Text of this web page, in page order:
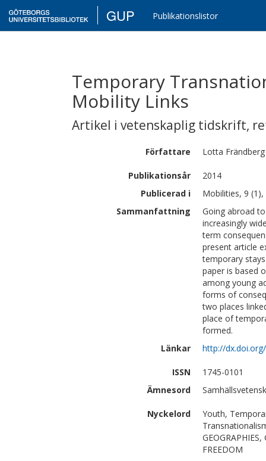
GUP Publikationslistor
Temporary
Mobility Links
Artikel i vetenskaplig tidskrift,
Författare Lotta Frändberg
Publikationsår
2014
Publicerad i
Mobilities, 9
Sammanfattning
Going abroad
increasingly
term
present article
temporary
paper is based
among young
forms of
two places
place of
formed.
Länkar
http://
ISSN
1745-0101
Ämnesord
Nyckelord
Youth,
FREEDOM